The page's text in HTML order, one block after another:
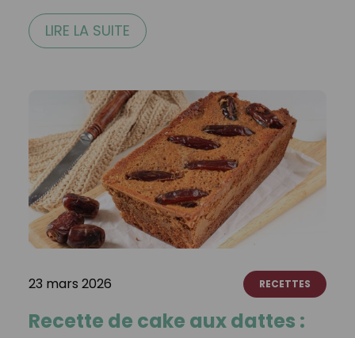
LIRE LA SUITE
23 mars 2026 RECETTES
Recette de cake aux dattes :